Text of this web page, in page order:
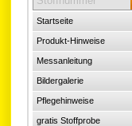
Startseite
Produkt-Hinweise
Messanleitung
Bildergalerie
Pflegehinweise
gratis Stoffprobe